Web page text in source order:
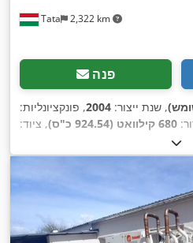
Tata 2,322 km
פנה
, שנת ייצור: 2004, פונקציונליות:
680 קילוואט (924.54 כ"ס)
, ציוד: